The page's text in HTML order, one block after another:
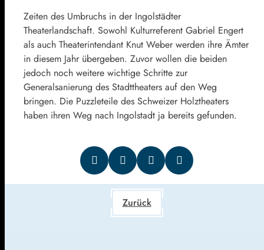
Zeiten des Umbruchs in der Ingolstädter
Theaterlandschaft. Sowohl Kulturreferent Gabriel Engert
als auch Theaterintendant Knut Weber werden ihre Ämter
in diesem Jahr übergeben. Zuvor wollen die beiden
jedoch noch weitere wichtige Schritte zur
Generalsanierung des Stadttheaters auf den Weg
bringen. Die Puzzleteile des Schweizer Holztheaters
haben ihren Weg nach Ingolstadt ja bereits gefunden.
Zurück